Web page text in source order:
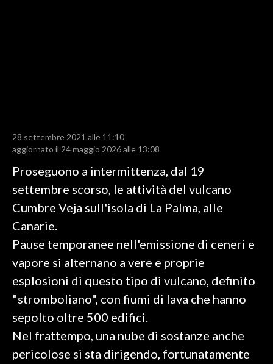
CALCIO REGIONALE
BASKET
VOLLEY
MOTORI
TENNIS
ALTRI SPORT
CULTURA
SPETTACOLI
SALUTE
28 settembre 2021 alle 11:10
aggiornato il 24 maggio 2026 alle 13:08
Proseguono a intermittenza, dal 19
settembre scorso, le attività del vulcano
Cumbre Veja sull'isola di La Palma, alle
Canarie.
Pause temporanee nell'emissione di ceneri e
vapore si alternano a vere e proprie
esplosioni di questo tipo di vulcano, definito
"stromboliano", con fiumi di lava che hanno
sepolto oltre 500 edifici.
Nel frattempo, una nube di sostanze anche
pericolose si sta dirigendo, fortunatamente